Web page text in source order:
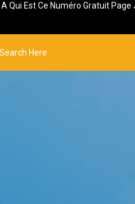
A Qui Est Ce Numéro Gratuit Page